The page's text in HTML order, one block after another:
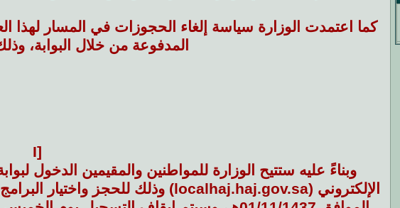
كما اعتمدت الوزارة سياسة إلغاء الحجوزات في المسار لهذا
المدفوعة من خلال البوابة،
[I
وبناءً عليه ستتيح الوزارة للمواطنين والمقيمين الدخول